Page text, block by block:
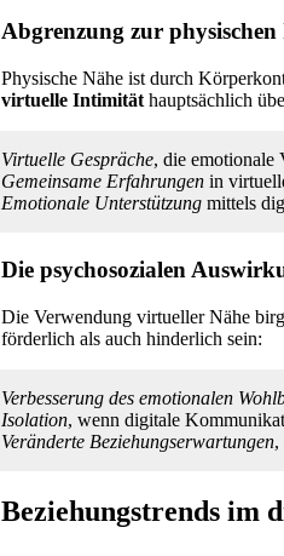
Abgrenzung zur
Physische Nähe ist durch
virtuelle Intimität hauptsächlich
Virtuelle Gespräche, die emotionale
Gemeinsame Erfahrungen in
Emotionale Unterstützung mittels
Die psychosozialen
Die Verwendung virtueller Nähe
förderlich als auch hinderlich sein:
Verbesserung des emotionalen
Isolation, wenn digitale
Veränderte Beziehungserwartungen,
Beziehungstrends im